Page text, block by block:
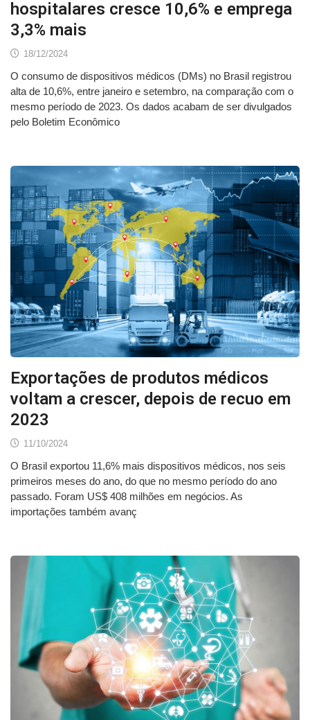
hospitalares cresce 10,6% e emprega
3,3% mais
18/12/2024
O consumo de dispositivos médicos (DMs) no Brasil registrou
alta de 10,6%, entre janeiro e setembro, na comparação com o
mesmo período de 2023. Os dados acabam de ser divulgados
pelo Boletim Econômico
Exportações de produtos médicos
voltam a crescer, depois de recuo em
2023
11/10/2024
O Brasil exportou 11,6% mais dispositivos médicos, nos seis
primeiros meses do ano, do que no mesmo período do ano
passado. Foram US$ 408 milhões em negócios. As
importações também avanç